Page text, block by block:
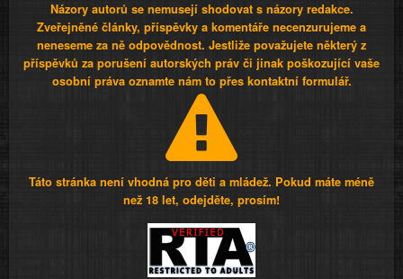
Názory autorů se nemusejí shodovat s názory redakce.
Zveřejněné články, příspěvky a komentáře necenzurujeme a
neneseme za ně odpovědnost. Jestliže považujete některý z
příspěvků za porušení autorských práv či jinak poškozující vaše
osobní práva oznamte nám to přes kontaktní formulář.
Táto stránka není vhodná pro děti a mládež. Pokud máte méně
než 18 let, odejděte, prosím!